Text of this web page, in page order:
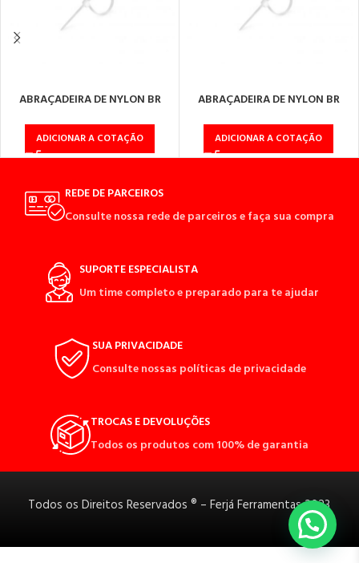
ABRAÇADEIRA DE NYLON BR
ADICIONAR A COTAÇÃO
ABRAÇADEIRA DE NYLON BR
ADICIONAR A COTAÇÃO
REDE DE PARCEIROS
Consulte nossa rede de parceiros e faça sua compra
SUPORTE ESPECIALISTA
Um time completo e preparado para te ajudar
SUA PRIVACIDADE
Consulte nossas políticas de privacidade
TROCAS E DEVOLUÇÕES
Todos os produtos com 100% de garantia
Todos os Direitos Reservados ® – Ferjá Ferramentas 2023